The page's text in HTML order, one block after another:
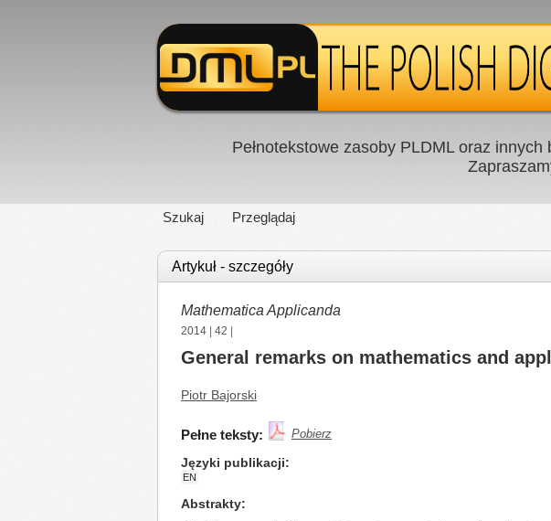
Pełnotekstowe zasoby PLDML oraz
Szukaj Przeglądaj
Artykuł - szczegóły
Mathematica Applicanda
2014 42
General remarks on mathematics and
Piotr Bajorski
Pełne teksty: Pobierz
Języki publikacji
EN
Abstrakty